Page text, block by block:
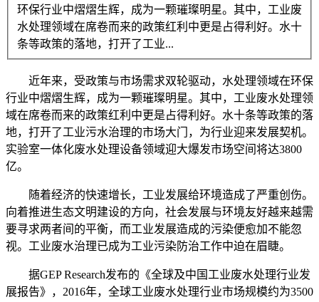
环保行业中熠熠生辉，成为一颗璀璨明星。其中，工业废
水处理领域在席卷而来的政策红利中更是占得利好。水十
条等政策的落地，打开了工业...
近年来，受政策与市场需求双轮驱动，水处理领域在环保
行业中熠熠生辉，成为一颗璀璨明星。其中，工业废水处理领
域在席卷而来的政策红利中更是占得利好。水十条等政策的落
地，打开了工业污水治理的市场大门，为行业迎来发展契机。
实验室一体化废水处理设备领域迎大爆发市场空间将达3800
亿。
随着经济的快速增长，工业发展给环境造成了严重创伤。
向着推进生态文明建设的方向，社会发展与环境友好越来越需
要寻求两者间的平衡，而工业发展造成的污染便愈加不能忽
视。工业废水治理已成为工业污染防治工作中迫在眉睫。
据GEP Research发布的《全球及中国工业废水处理行业发
展报告》，2016年，全球工业废水处理行业市场规模约为3500